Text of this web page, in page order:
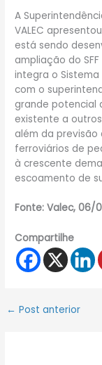
A
VALEC
está sendo
ampliação do
integra o Sistema
com o
grande potencial
existente a
além da
ferroviários de
à crescente
escoamento de
Fonte: Valec, 06/
Compartilhe
← Post anterior